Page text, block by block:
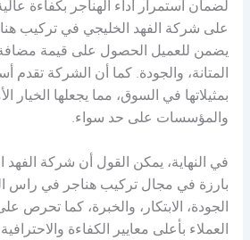
لضمان استمرار أداء الهناجر بكفاءة
على شركة الفهد الخليجي في تركيب
يضمن للعميل الحصول على قيمة
المتانة، والجودة. كما أن الشركة تقدم
بمثيلاتها في السوق، مما يجعلها الخيار
والمؤسسات على حد سواء.
في النهاية، يمكن القول أن شركة
بارزة في مجال تركيب هناجر في راس
الجودة، الابتكار، والخبرة، كما تحرص
العملاء بأعلى معايير الكفاءة